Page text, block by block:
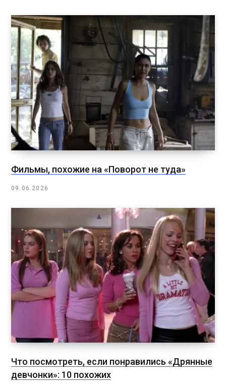
Фильмы, похожие на «Поворот не туда»
09.06.2026
Что посмотреть, если понравились «Дрянные
девчонки»: 10 похожих